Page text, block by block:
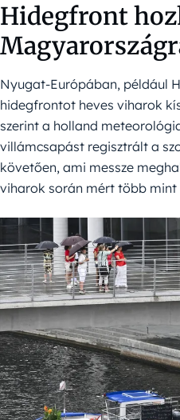
Hidegfront
Nyugat-Európában, például
hidegfrontot heves viharok
szerint a holland
villámcsapást regisztrált a
követően, ami messze
viharok során mért több mint